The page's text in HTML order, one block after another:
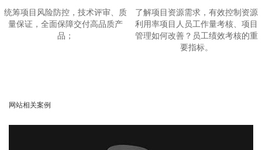
统筹项目风险防控，技术评审、质
量保证，全面保障交付高品质产
品；
了解项目资源需求，有效控制资源
利用率项目人员工作量考核、项目
管理如何改善？员工绩效考核的重
要指标。
网站相关案例